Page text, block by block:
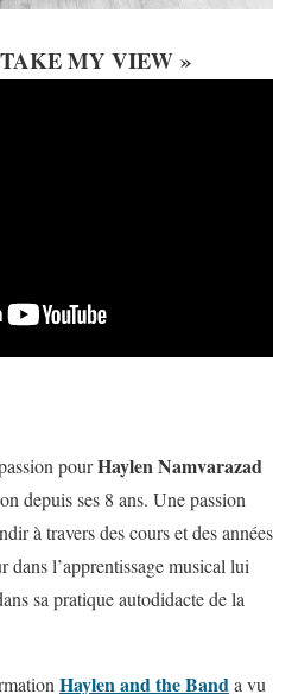
MY VIEW »
pourHaylen Namvarazad
depuis ses 8 ans. Une passion
à travers des cours et des années
dans l’apprentissage musical lui
sa pratique autodidacte de la
Haylen and the Banda vu